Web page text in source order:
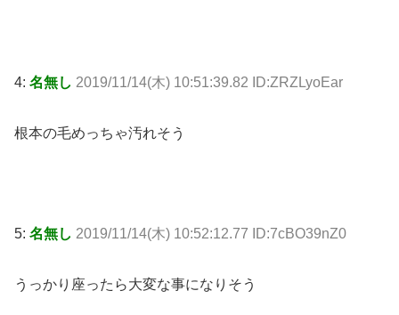
4: 名無し 2019/11/14(木) 10:51:39.82 ID:ZRZLyoEar
根本の毛めっちゃ汚れそう
5: 名無し 2019/11/14(木) 10:52:12.77 ID:7cBO39nZ0
うっかり座ったら大変な事になりそう